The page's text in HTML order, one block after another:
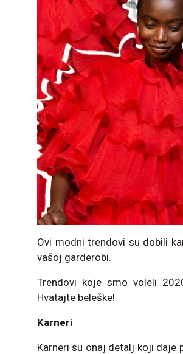
Ovi modni trendovi su dobili
vašoj garderobi.
Trendovi koje smo voleli
Hvatajte beleške!
Karneri
Karneri su onaj detalj koji daje